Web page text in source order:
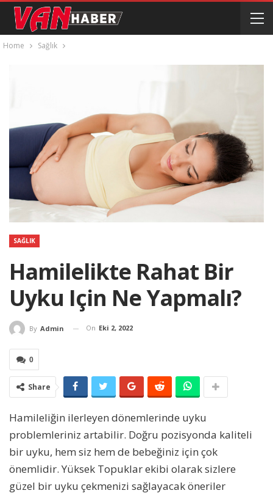
Home Sağlık
SAĞLIK
Hamilelikte Rahat Bir
Uyku Için Ne Yapmalı?
By Admin On Eki 2, 2022
0
Share
Hamileliğin ilerleyen dönemlerinde uyku
problemleriniz artabilir. Doğru pozisyonda kaliteli
bir uyku, hem siz hem de bebeğiniz için çok
önemlidir. Yüksek Topuklar ekibi olarak sizlere
güzel bir uyku çekmenizi sağlayacak öneriler